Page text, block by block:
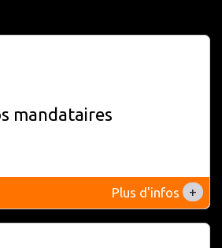
mandataires
Plus d'infos +